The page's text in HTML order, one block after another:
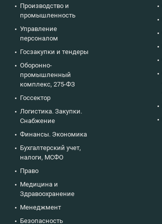
Производство и
промышленность
Управление
персоналом
Госзакупки и тендеры
Оборонно-
промышленный
комплекс, 275-ФЗ
Госсектор
Логистика. Закупки.
Снабжение
Финансы. Экономика
Бухгалтерский учет,
налоги, МСФО
Право
Медицина и
Здравоохранение
Менеджмент
Безопасность